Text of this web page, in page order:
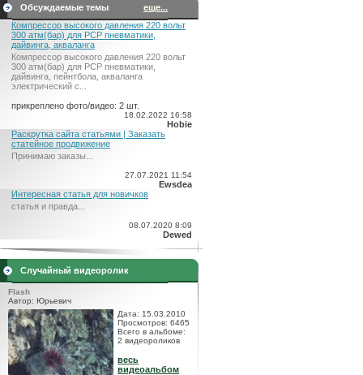
Обсуждаемые темы
еще...
Компрессор высокого давления 220 вольт
300 атм(бар) для PCP пневматики,
дайвинга, акваланга
Компрессор высокого давления 220 вольт
300 атм(бар) для PCP пневматики,
дайвинга, пейнтбола, акваланга
электрический c...
прикреплено фото/видео: 2 шт.
18.02.2022 16:58
Hobie
Раскрутка сайта статьями | Заказать
статейное продвижение
Принимаю заказы...
27.07.2021 11:54
Ewsdea
Интересная статья для новичков
статья и правда...
08.07.2020 8:09
Dewed
Случайный видеоролик
Flash
Автор: Юрьевич
Дата: 15.03.2010
Просмотров: 6465
Всего в альбоме:
2 видеороликов
весь
видеоальбом